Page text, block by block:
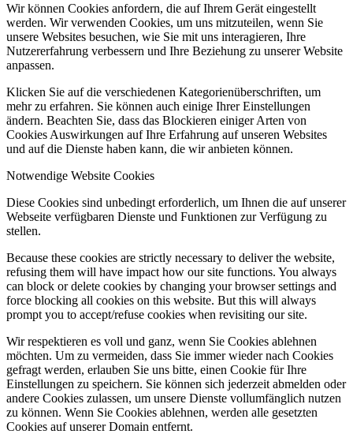
Wir können Cookies anfordern, die auf Ihrem Gerät eingestellt
werden. Wir verwenden Cookies, um uns mitzuteilen, wenn Sie
unsere Websites besuchen, wie Sie mit uns interagieren, Ihre
Nutzererfahrung verbessern und Ihre Beziehung zu unserer Website
anpassen.
Klicken Sie auf die verschiedenen Kategorienüberschriften, um
mehr zu erfahren. Sie können auch einige Ihrer Einstellungen
ändern. Beachten Sie, dass das Blockieren einiger Arten von
Cookies Auswirkungen auf Ihre Erfahrung auf unseren Websites
und auf die Dienste haben kann, die wir anbieten können.
Notwendige Website Cookies
Diese Cookies sind unbedingt erforderlich, um Ihnen die auf unserer
Webseite verfügbaren Dienste und Funktionen zur Verfügung zu
stellen.
Because these cookies are strictly necessary to deliver the website,
refusing them will have impact how our site functions. You always
can block or delete cookies by changing your browser settings and
force blocking all cookies on this website. But this will always
prompt you to accept/refuse cookies when revisiting our site.
Wir respektieren es voll und ganz, wenn Sie Cookies ablehnen
möchten. Um zu vermeiden, dass Sie immer wieder nach Cookies
gefragt werden, erlauben Sie uns bitte, einen Cookie für Ihre
Einstellungen zu speichern. Sie können sich jederzeit abmelden oder
andere Cookies zulassen, um unsere Dienste vollumfänglich nutzen
zu können. Wenn Sie Cookies ablehnen, werden alle gesetzten
Cookies auf unserer Domain entfernt.